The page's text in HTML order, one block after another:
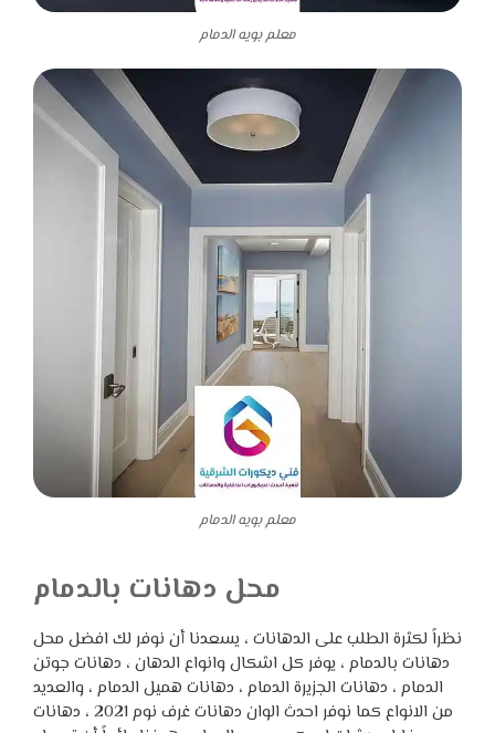
معلم بويه الدمام
معلم بويه الدمام
محل دهانات بالدمام
نظراً لكثرة الطلب على الدهانات ، يسعدنا أن نوفر لك افضل محل
دهانات بالدمام ، يوفر كل اشكال وانواع الدهان ، دهانات جوتن
الدمام ، دهانات الجزيرة الدمام ، دهانات هميل الدمام ، والعديد
من الانواع كما نوفر احدث الوان دهانات غرف نوم 2021 ، دهانات